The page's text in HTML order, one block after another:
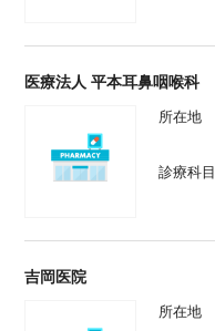
医療法人 平本耳鼻咽喉科
所在地
診療科目
吉岡医院
所在地